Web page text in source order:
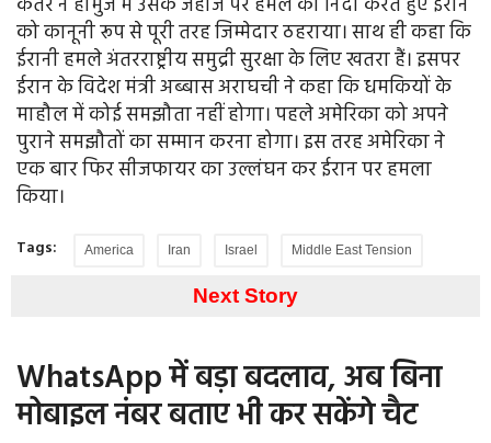
को कानूनी रूप से पूरी तरह जिम्मेदार ठहराया। साथ ही कहा कि
ईरानी हमले अंतरराष्ट्रीय समुद्री सुरक्षा के लिए खतरा हैं। इसपर
ईरान के विदेश मंत्री अब्बास अराघची ने कहा कि धमकियों के
माहौल में कोई समझौता नहीं होगा। पहले अमेरिका को अपने
पुराने समझौतों का सम्मान करना होगा। इस तरह अमेरिका ने
एक बार फिर सीजफायर का उल्लंघन कर ईरान पर हमला
किया।
Tags: America Iran Israel Middle East Tension
Next Story
WhatsApp में बड़ा बदलाव, अब बिना
मोबाइल नंबर बताए भी कर सकेंगे चैट